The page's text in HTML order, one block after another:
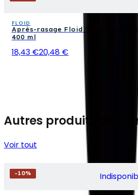
FLOID
Après-rasage Floid The Genuine
400 ml
18,43 €20,48 €
Autres produits de
Voir tout
-10%